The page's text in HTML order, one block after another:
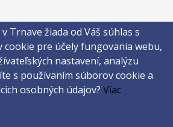
Footer
menu
4
E-shop
Facebook
Instagram
Youtube
Trnave žiada od Váš súhlas s
pre účely fungovania webu,
nastavení, analýzu
s používaním súborov cookie a
osobných údajov?Viac